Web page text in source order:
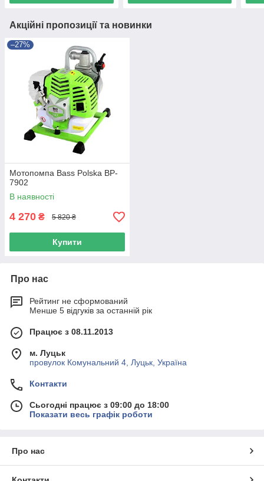
Акційні пропозиції та новинки
–27%
Мотопомпа Bass Polska BP-
7902
В наявності
4 270 ₴ 5 820 ₴
Купити
Про нас
Рейтинг не сформований
Менше 5 відгуків за останній рік
Працює з 08.11.2013
м. Луцьк
провулок Комунальний 4, Луцьк, Україна
Контакти
Сьогодні працює з 09:00 до 18:00
Показати весь графік роботи
Про нас